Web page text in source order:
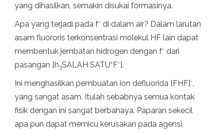
yang dihasilkan, semakin disukai formasinya.
Apa yang terjadi pada f- di dalam air? Dalam larutan
asam fluororis terkonsentrasi molekul HF lain dapat
membentuk jembatan hidrogen dengan f- dari
pasangan [h3SALAH SATU+F-].
Ini menghasilkan pembuatan ion defluorida [FHF]-
yang sangat asam. Itulah sebabnya semua kontak
fisik dengan ini sangat berbahaya. Paparan sekecil
apa pun dapat memicu kerusakan pada agensi.